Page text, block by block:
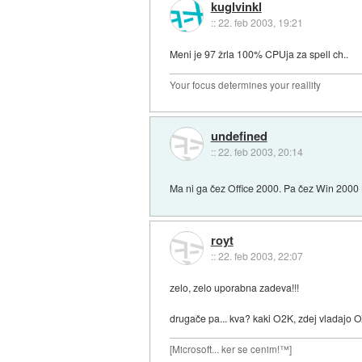
kuglvinkl
::22. feb 2003, 19:21
Meni je 97 žrla 100% CPUja za spell ch..
Your focus determines your reallity
undefined
::22. feb 2003, 20:14
Ma ni ga čez Office 2000. Pa čez Win 2000
royt
::22. feb 2003, 22:07
zelo, zelo uporabna zadeva!!!
drugače pa... kva? kaki O2K, zdej vladajo
[Microsoft... ker se cenim!™]